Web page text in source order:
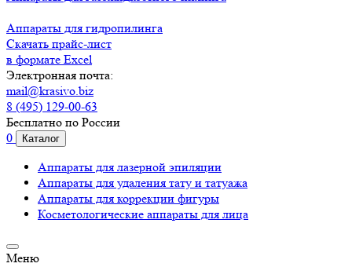
Аппараты для гидропилинга
Скачать прайс-лист
в формате Excel
Электронная почта:
mail@krasivo.biz
8 (495) 129-00-63
Бесплатно по России
0
Каталог
Аппараты для лазерной эпиляции
Аппараты для удаления тату и татуажа
Аппараты для коррекции фигуры
Косметологические аппараты для лица
Меню